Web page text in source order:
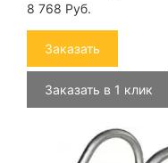
8 768 Руб.
Заказать
Заказать в 1 клик